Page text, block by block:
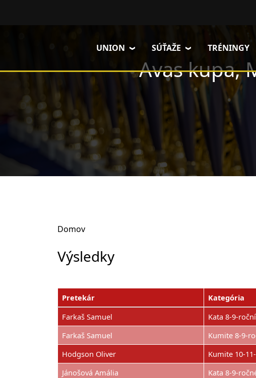
UNION SÚŤAŽE TRÉNINGY
Avas kupa,
Domov
Výsledky
Pretekár Kategória
Farkaš Samuel
Kata 8-9-roční
Farkaš Samuel
Kumite 8-9-
Hodgson Oliver
Kumite 10-
Jánošová Amália
Kata 8-9-